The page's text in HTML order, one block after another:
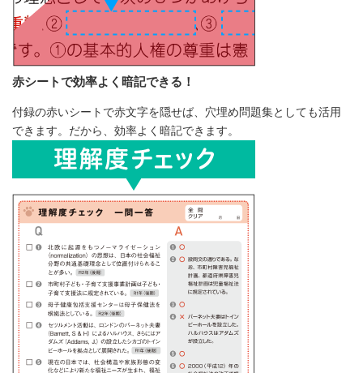
赤シートで効率よく暗記できる！
付録の赤いシートで赤文字を隠せば、穴埋め問題集としても活用
できます。だから、効率よく暗記できます。